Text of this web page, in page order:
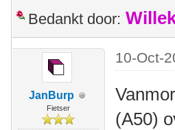
Bedankt door:
JanBurp
Fietser
10-Oct-
(A50)